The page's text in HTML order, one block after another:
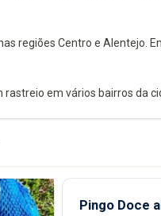
regiões Centro e Alentejo.
em vários bairros da
Pingo Doce